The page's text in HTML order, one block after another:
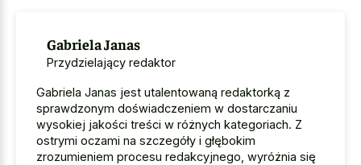
Gabriela Janas
Przydzielający redaktor
Gabriela Janas jest utalentowaną redaktorką z
sprawdzonym doświadczeniem w dostarczaniu
wysokiej jakości treści w różnych kategoriach. Z
ostrymi oczami na szczegóły i głębokim
zrozumieniem procesu redakcyjnego, wyróżnia się